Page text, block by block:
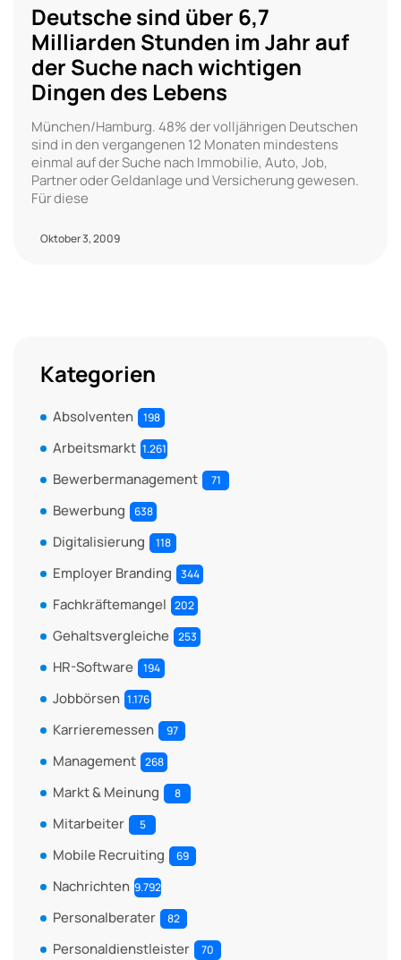
Deutsche sind über 6,7
Milliarden Stunden im Jahr auf
der Suche nach wichtigen
Dingen des Lebens
München/Hamburg. 48% der volljährigen Deutschen
sind in den vergangenen 12 Monaten mindestens
einmal auf der Suche nach Immobilie, Auto, Job,
Partner oder Geldanlage und Versicherung gewesen.
Für diese
Oktober 3, 2009
Kategorien
Absolventen 198
Arbeitsmarkt 1.261
Bewerbermanagement 71
Bewerbung 638
Digitalisierung 118
Employer Branding 344
Fachkräftemangel 202
Gehaltsvergleiche 253
HR-Software 194
Jobbörsen 1.176
Karrieremessen 97
Management 268
Markt & Meinung 8
Mitarbeiter 5
Mobile Recruiting 69
Nachrichten 9.792
Personalberater 82
Personaldienstleister 70